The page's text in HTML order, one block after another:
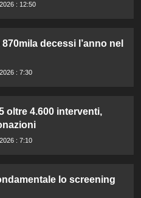
: 12:50
decessi l’anno nel
: 7:30
oltre 4.600 interventi,
: 7:10
lo screening